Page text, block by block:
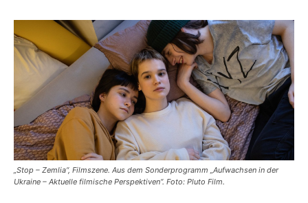
„Stop – Zemlia“, Filmszene. Aus dem Sonderprogramm „Aufwachsen in der
Ukraine – Aktuelle filmische Perspektiven“. Foto: Pluto Film.